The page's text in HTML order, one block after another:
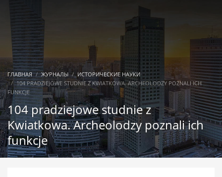
ГЛАВНАЯ ЖУРНАЛЫ
ИСТОРИЧЕСКИЕ НАУКИ
104 PRADZIEJOWE STUDNIE Z KWIATKOWA. ARCHEOLODZY POZNALI ICH
FUNKCJE
104 pradziejowe studnie z
Kwiatkowa. Archeolodzy poznali ich
funkcje